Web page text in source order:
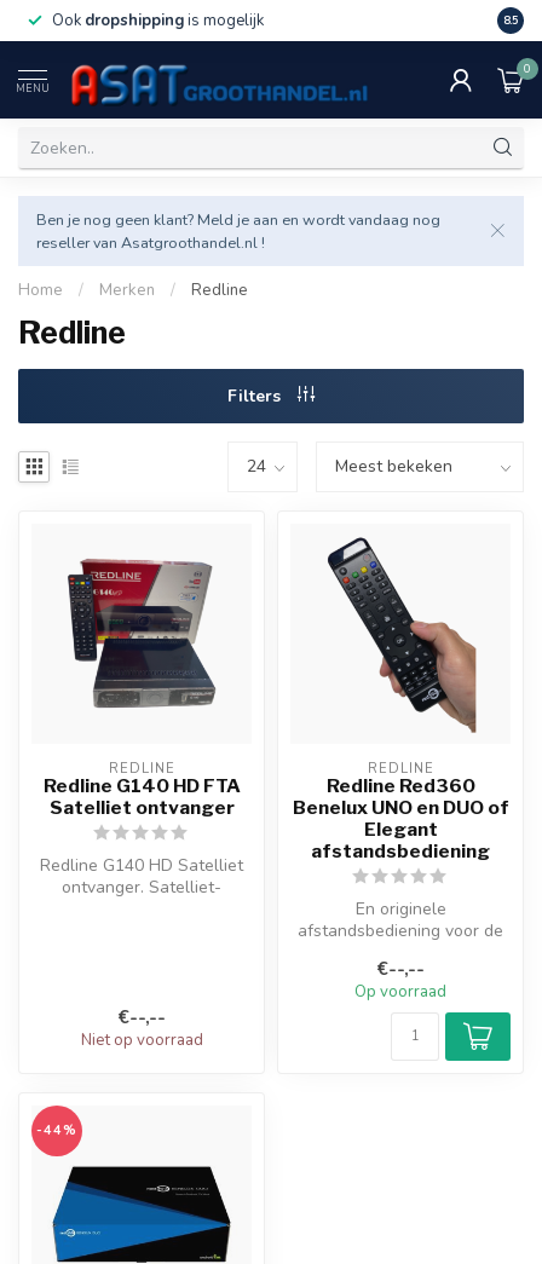
Ook dropshippingis mogelijk Veel
8.5
MENU
0
Ben je nog geen klant? Meld je aan en wordt vandaag nog
reseller van Asatgroothandel.nl !
Home / Merken / Redline
Redline
Filters
REDLINE
Redline G140 HD FTA
Satelliet ontvanger
Redline G140 HD Satelliet
ontvanger. Satelliet-
€--,--
Niet op voorraad
REDLINE
Redline Red360
Benelux UNO en DUO of
Elegant
afstandsbediening
En originele
afstandsbediening voor de
Elegant, RED360, RED3...
€--,--
Op voorraad
-44%